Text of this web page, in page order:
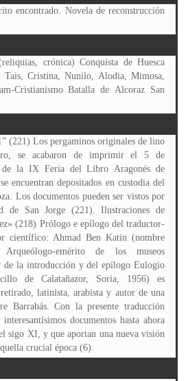
encontrado. Novela de reconstrucción
crónica) Conquista de Huesca
Tais, Cristina, Nunilo, Alodia, Mimosa,
Cristianismo Batalla de Alcoraz San
(221) Los pergaminos originales de lino
se acabaron de imprimir el 5 de
de la IX Feria del Libro Aragonés de
encuentran depositados en custodia del
Los documentos pueden ser vistos por
de San Jorge (221). Ilustraciones de
(218) Prólogo e epílogo del traductor-
científico: Ahmad Ben Katin (nombre
emérito de los museos
de la introducción y del epílogo Eulogio
de Calatañazor, Soria, 1956) es
latinista, arabista y autor de una
Barrabás. Con la presente traducción
documentos hasta ahora
sigo XI, y que aportan una nueva visión
crucial época (6).